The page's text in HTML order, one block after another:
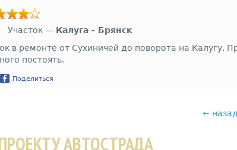
Участок — Калуга - Брянск
в ремонте от Сухиничей до поворота на Калугу.
постоять.
Поделиться
← назад
АВТОСТРАДА